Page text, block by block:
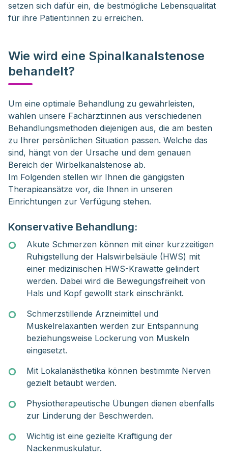
setzen sich dafür ein, die bestmögliche Lebensqualität
für ihre Patient:innen zu erreichen.
Wie wird eine Spinalkanalstenose
behandelt?
Um eine optimale Behandlung zu gewährleisten,
wählen unsere Fachärzt:innen aus verschiedenen
Behandlungsmethoden diejenigen aus, die am besten
zu Ihrer persönlichen Situation passen. Welche das
sind, hängt von der Ursache und dem genauen
Bereich der Wirbelkanalstenose ab.
Im Folgenden stellen wir Ihnen die gängigsten
Therapieansätze vor, die Ihnen in unseren
Einrichtungen zur Verfügung stehen.
Konservative Behandlung:
Akute Schmerzen können mit einer kurzzeitigen
Ruhigstellung der Halswirbelsäule (HWS) mit
einer medizinischen HWS-Krawatte gelindert
werden. Dabei wird die Bewegungsfreiheit von
Hals und Kopf gewollt stark einschränkt.
Schmerzstillende Arzneimittel und
Muskelrelaxantien werden zur Entspannung
beziehungsweise Lockerung von Muskeln
eingesetzt.
Mit Lokalanästhetika können bestimmte Nerven
gezielt betäubt werden.
Physiotherapeutische Übungen dienen ebenfalls
zur Linderung der Beschwerden.
Wichtig ist eine gezielte Kräftigung der
Nackenmuskulatur.